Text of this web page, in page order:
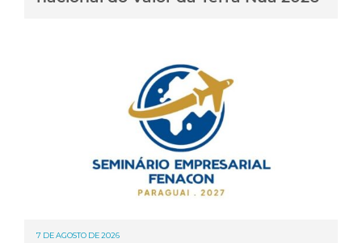
7 DE AGOSTO DE 2026